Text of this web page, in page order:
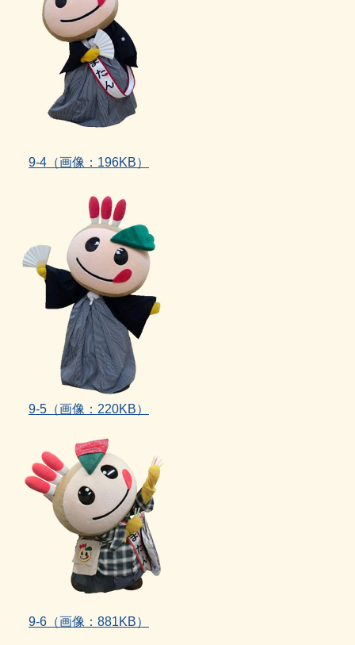
9‐4 （画像：196KB）
9‐5 （画像：220KB）
9‐6 （画像：881KB）